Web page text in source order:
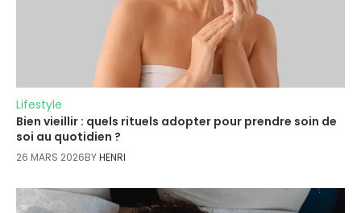
Lifestyle
Bien vieillir : quels rituels adopter pour prendre soin de
soi au quotidien ?
26 MARS 2026BYHENRI